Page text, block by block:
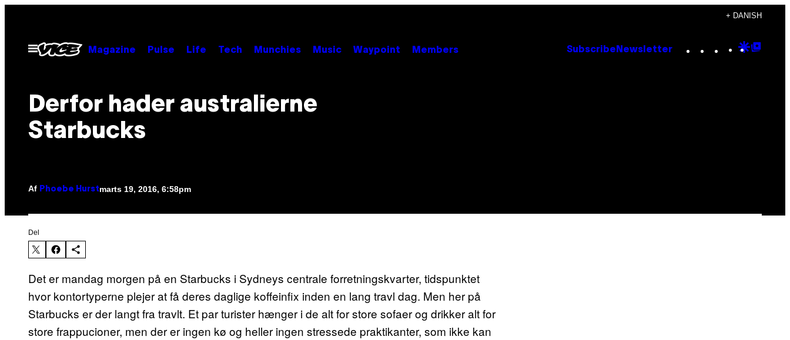
indhold
+ DANISH
Åbn
Menu
Magazine Pulse Life Tech Munchies Music Waypoint Members Subscribe Newsletter Instagram
TikTok
YouTube
Google
Derfor hader australierne
Starbucks
Af Phoebe Hurstmarts 19, 2016, 6:58pm
Del
Det er mandag morgen på en Starbucks i Sydneys centrale forretningskvarter, tidspunktet
hvor kontortyperne plejer at få deres daglige koffeinfix inden en lang travl dag. Men her på
Starbucks er der langt fra travlt. Et par turister hænger i de alt for store sofaer og drikker alt for
store frappucioner, men der er ingen kø og heller ingen stressede praktikanter, som ikke kan